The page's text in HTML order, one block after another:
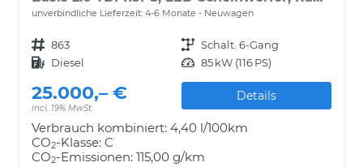
unverbindliche Lieferzeit: 4-6 Monate Neuwagen
Fahrzeugnr. 863 Getriebe Schalt. 6-Gang
Kraftstoff Diesel Leistung 85 kW (116 PS)
25.000,– €
incl. 19% MwSt.
Details
Verbrauch kombiniert: 4,40 l/100km
CO2-Klasse: C
CO2-Emissionen: 115,00 g/km